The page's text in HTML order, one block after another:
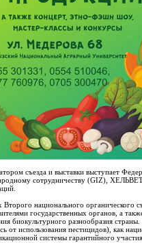
съезда и выставки выступает
сотрудничеству (GIZ),
Второго национального органического
государственных органов, а
биокультурного разнообразия
от использования пестицидов), как
системы гарантийного